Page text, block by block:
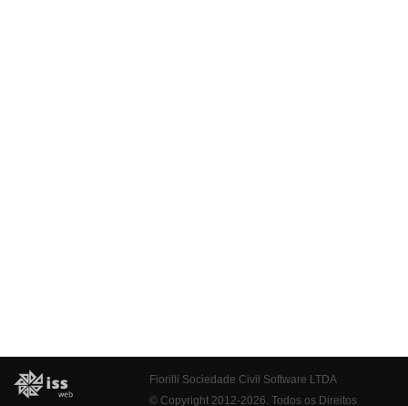
Fiorilli Sociedade Civil Software LTDA
© Copyright 2012-2026. Todos os Direitos